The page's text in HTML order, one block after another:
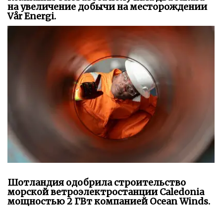
на увеличение добычи на месторождении
Vår Energi.
Шотландия одобрила строительство
морской ветроэлектростанции Caledonia
мощностью 2 ГВт компанией Ocean Winds.